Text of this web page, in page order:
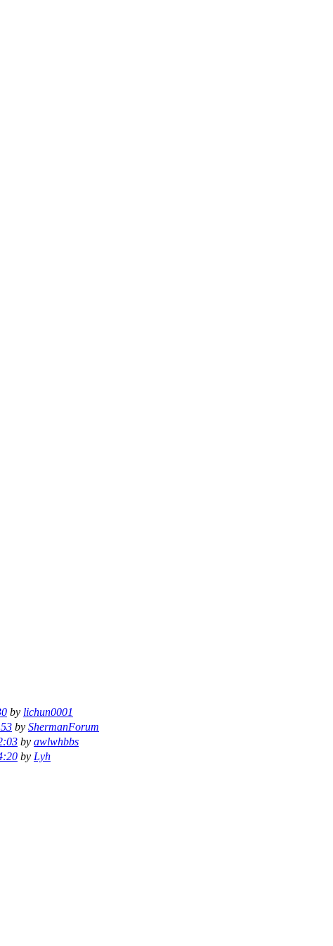
by lichun0001
by ShermanForum
by awlwhbbs
by Lyh